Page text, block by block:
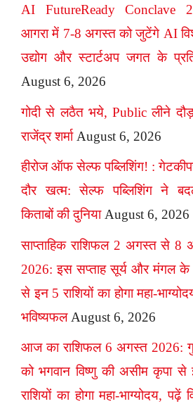
AI FutureReady Conclave
आगरा में 7-8 अगस्त को जुटेंगे AI
उद्योग और स्टार्टअप जगत के
August 6, 2026
गोदी से लठैत भये, Public लीने
राजेंद्र शर्मा August 6, 2026
हीरोज ऑफ सेल्फ पब्लिशिंग! :
दौर खत्म: सेल्फ पब्लिशिंग ने
किताबों की दुनिया August 6, 2026
साप्ताहिक राशिफल 2 अगस्त से 8
2026: इस सप्ताह सूर्य और मंगल के
से इन 5 राशियों का होगा महा-
भविष्यफल August 6, 2026
आज का राशिफल 6 अगस्त 2026:
को भगवान विष्णु की असीम कृपा से
राशियों का होगा महा-भाग्योदय, पढ़ें